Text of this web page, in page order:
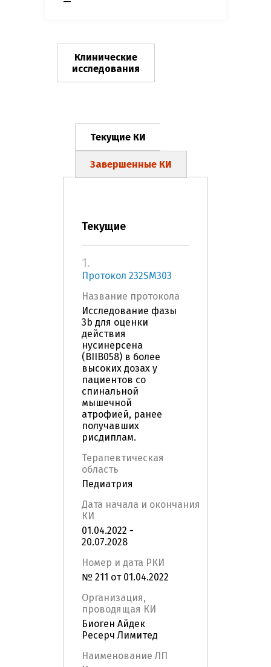
Клинические
исследования
Текущие КИ
Завершенные КИ
Текущие
1.
Протокол 232SМ303
Название протокола
Исследование фазы
3b для оценки
действия
нусинерсена
(BIIB058) в более
высоких дозах у
пациентов со
спинальной
мышечной
атрофией, ранее
получавших
рисдиплам.
Терапевтическая
область
Педиатрия
Дата начала и окончания
КИ
01.04.2022 -
20.07.2028
Номер и дата РКИ
№ 211 от 01.04.2022
Организация,
проводящая КИ
Биоген Айдек
Ресерч Лимитед
Наименование ЛП